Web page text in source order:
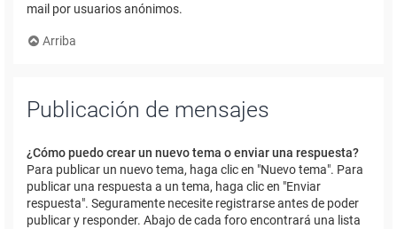
mail por usuarios anónimos.
Arriba
Publicación de mensajes
¿Cómo puedo crear un nuevo tema o enviar una respuesta?
Para publicar un nuevo tema, haga clic en "Nuevo tema". Para
publicar una respuesta a un tema, haga clic en "Enviar
respuesta". Seguramente necesite registrarse antes de poder
publicar y responder. Abajo de cada foro encontrará una lista